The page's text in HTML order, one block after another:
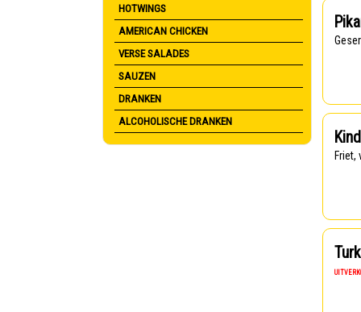
HOTWINGS
AMERICAN CHICKEN
VERSE SALADES
SAUZEN
DRANKEN
ALCOHOLISCHE DRANKEN